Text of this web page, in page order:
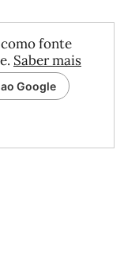
fonte
Saber mais
Google